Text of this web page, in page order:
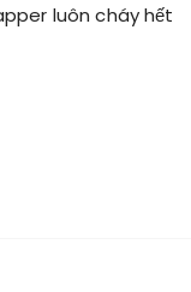
luôn cháy hết